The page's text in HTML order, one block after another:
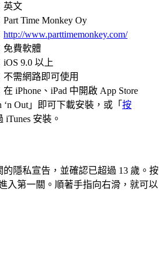
英文
Part Time Monkey Oy
http://www.parttimemonkey.com/
免費軟體
iOS 9.0 以上
不需網路即可使用
在 iPhone、iPad 中開啟 App Store
‘n Out」即可下載安裝，或「 按
iTunes 安裝。
隱私宣告，並確認已超過 13 歲。按
入第一關。順著手指向右滑，就可以